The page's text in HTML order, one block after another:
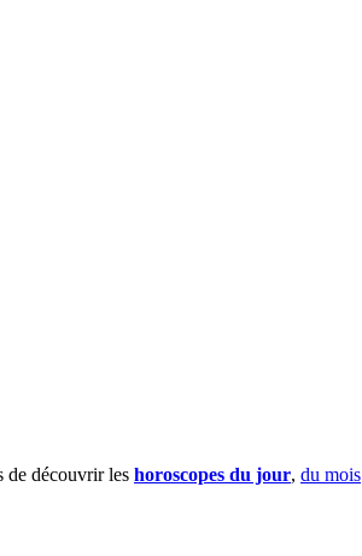
de découvrir les horoscopes du jour, du mois